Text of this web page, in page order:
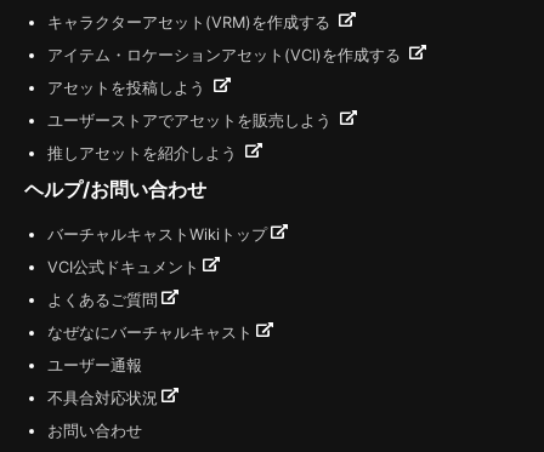
キャラクターアセット(VRM)を作成する
アイテム・ロケーションアセット(VCI)を作成する
アセットを投稿しよう
ユーザーストアでアセットを販売しよう
推しアセットを紹介しよう
ヘルプ/お問い合わせ
バーチャルキャストWikiトップ
VCI公式ドキュメント
よくあるご質問
なぜなにバーチャルキャスト
ユーザー通報
不具合対応状況
お問い合わせ